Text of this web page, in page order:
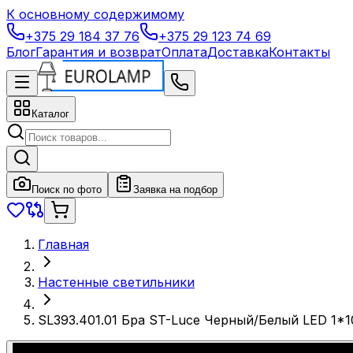
К основному содержимому
+375 29 184 37 76
+375 29 123 74 69
БлогГарантия и возвратОплатаДоставкаКонтакты
Каталог
Поиск по фото Заявка на подбор
Главная
Настенные светильники
SL393.401.01 Бра ST-Luce Черный/Белый LED